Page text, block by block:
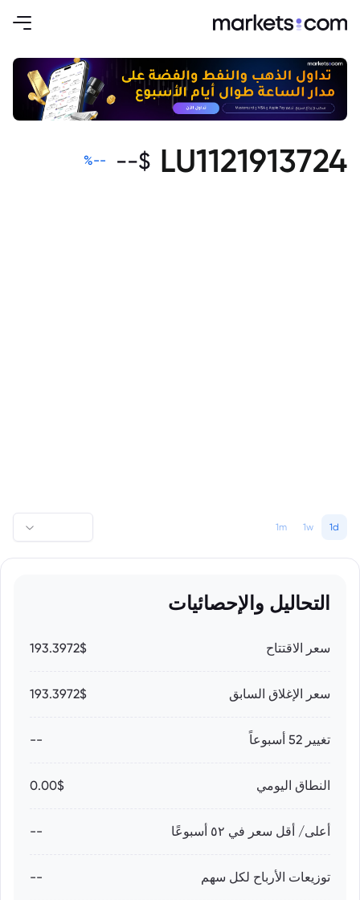
LU1121913724
$
--
--
%
1d
1w
1m
التحاليل والإحصائيات
سعر الاقتتاح 193.3972$
سعر الإغلاق السابق 193.3972$
تغيير 52 أسبوعاً --
النطاق اليومي 0.00$
أعلى/ أقل سعر في ٥٢ أسبوعًا --
توزيعات الأرباح لكل سهم --